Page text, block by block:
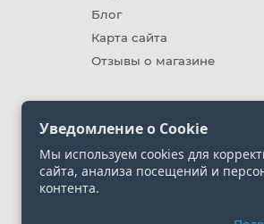
Блог
Карта сайта
Отзывы о магазине
Информация на сайте
представленных на сайте.
Уведомление о Cookie
Мы используем cookies для
сайта, анализа посещений и
контента.